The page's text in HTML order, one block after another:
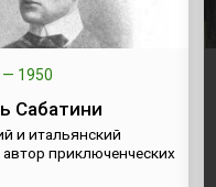
— 1950
Сабатини
и итальянский
автор приключенческих